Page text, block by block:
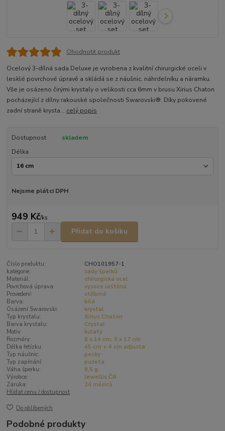
Ohodnotit produkt
Ocelový 3-dílná sada Deluxe je vyrobena z kvalitní chirurgické oceli v
lesklé povrchové úpravě a skládá se z náušnic, náhrdelníku a náramku.
Vše je osázeno čirými krystaly o velikosti cca 6mm v brusu Xirius Chaton
pocházející z dílny rakouské společnosti Swarovski®. Díky pokovené
zadní straně krysta... celý popis
Dostupnost
skladem
Délka
Nejsme plátci DPH
949 Kč/ks
Přidat do košíku
Číslo produktu:
CHO101957-1
kategorie:
sady šperků
Materiál:
chirurgická ocel
Povrchová úprava:
vysoce leštěná
Provedení:
stříbrné
Barva:
bílá
Osázení Swarovski:
krystal
Typ krystalu:
Xirius Chaton
Barva krystalu:
Crystal
Motiv:
kulatý
Rozměry:
8 x 14 cm, 8 x 17 cm
Délka řetízku:
45 cm + 4 cm adjusta
Typ náušnic:
pecky
Typ zapínání:
puzeta
Váha šperku:
8,5 g
Výrobce:
Jewellis ČR
Záruka:
24 měsíců
Hlídat cenu / dostupnost
Do oblíbených
Podobné produkty